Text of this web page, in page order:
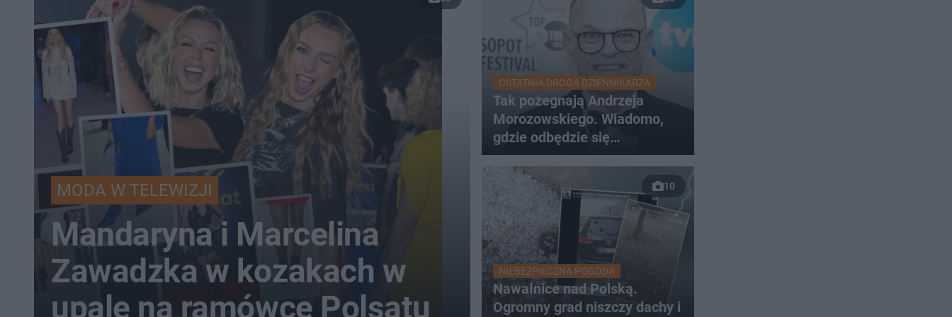
MODA W TELEWIZJI
Mandaryna i Marcelina
Zawadzka w kozakach w
upale na ramówce Polsatu
OSTATNIA DROGA DZIENNIKARZA
Tak pożegnają Andrzeja
Morozowskiego. Wiadomo,
gdzie odbędzie się
uroczystość
10
NIEBEZPIECZNA POGODA
Nawałnice nad Polską.
Ogromny grad niszczy dachy i